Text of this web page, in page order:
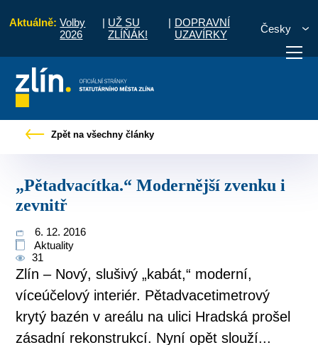
Aktuálně: Volby
2026
| UŽ SU
ZLÍŇÁK!
| DOPRAVNÍ
UZAVÍRKY
Česky
vyřídit Potřebuji zaplatit
Zpět na všechny články
„Pětadvacítka.“ Modernější zvenku i
zevnitř
6. 12. 2016
Aktuality
31
Zlín – Nový, slušivý „kabát,“ moderní,
víceúčelový interiér. Pětadvacetimetrový
krytý bazén v areálu na ulici Hradská prošel
zásadní rekonstrukcí. Nyní opět slouží...